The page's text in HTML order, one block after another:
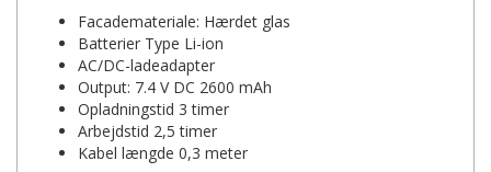
Facademateriale: Hærdet glas
Batterier Type Li-ion
AC/DC-ladeadapter
Output: 7.4 V DC 2600 mAh
Opladningstid 3 timer
Arbejdstid 2,5 timer
Kabel længde 0,3 meter